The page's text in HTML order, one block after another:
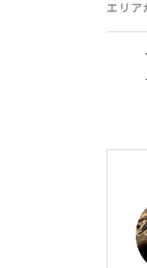
エリア